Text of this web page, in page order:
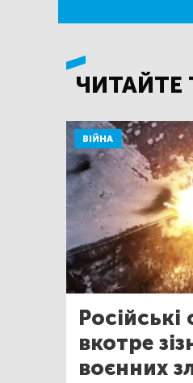
ЧИТАЙТЕ
ВІЙНА
вкотре
воєнних